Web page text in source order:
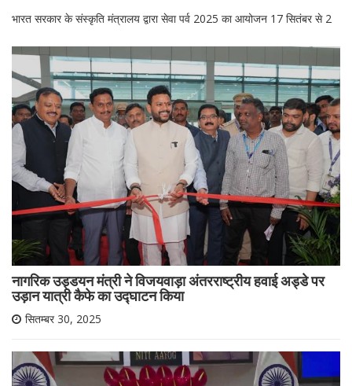
भारत सरकार के संस्कृति मंत्रालय द्वारा सेवा पर्व 2025 का आयोजन 17 सितंबर से 2
नागरिक उड्डयन मंत्री ने विजयवाड़ा अंतरराष्ट्रीय हवाई अड्डे पर
उड़ान यात्री कैफे का उद्घाटन किया
सितम्बर 30, 2025